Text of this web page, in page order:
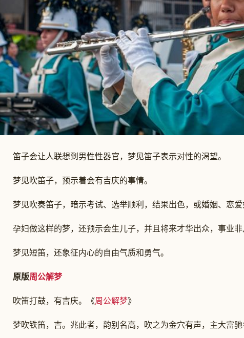
笛子会让人联想到男性性器官，梦见笛子表示对性的渴望。
梦见吹笛子，预示着会有吉庆的事情。
梦见吹奏笛子，暗示考试、选举顺利，结果出色，或婚姻、恋爱
孕妇做这样的梦，还预示会生儿子，并且将来才华出众，事业非
梦见短笛，还象征内心的自由气质和勇气。
原版周公解梦
吹笛打鼓，有吉庆。《周公解梦》
梦吹铁笛，吉。兆此者，韵别名高，吹之为金穴有声，主大富驰